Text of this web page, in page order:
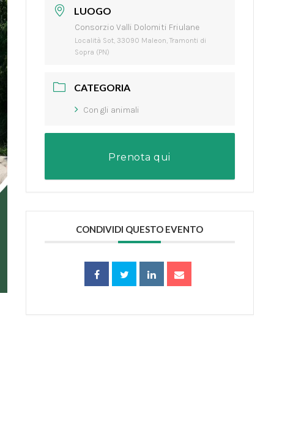
LUOGO
Consorzio Valli Dolomiti Friulane
Località Sot, 33090 Maleon, Tramonti di
Sopra (PN)
CATEGORIA
Con gli animali
Prenota qui
CONDIVIDI QUESTO EVENTO